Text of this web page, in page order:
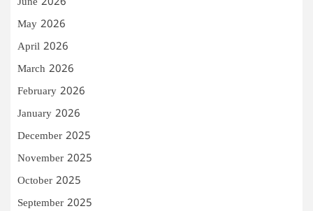
May 2026
April 2026
March 2026
February 2026
January 2026
December 2025
November 2025
October 2025
September 2025